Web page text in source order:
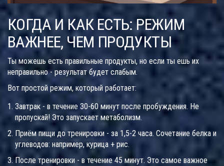
КОГДА И КАК ЕСТЬ: РЕЖИМ
ВАЖНЕЕ, ЧЕМ ПРОДУКТЫ
Ты можешь есть правильные продукты, но если ты ешь их
неправильно - результат будет слабым.
Вот простой режим, который работает:
Завтрак - в течение 30-60 минут после пробуждения. Не
пропускай! Это запускает метаболизм.
Приём пищи до тренировки - за 1,5-2 часа. Сочетание белка и
углеводов: например, курица + рис.
После тренировки - в течение 45 минут. Это самое важное